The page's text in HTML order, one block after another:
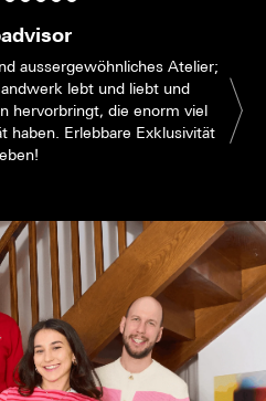
aussergewöhnliches Atelier;
lebt und liebt und
hervorbringt, die enorm viel
haben. Erlebbare Exklusivität
eben!